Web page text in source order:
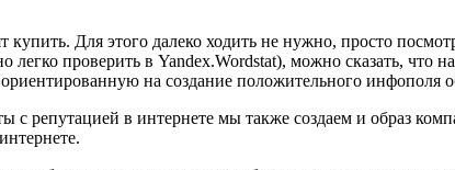
Для этого далеко ходить не нужно, просто
проверить в Yandex.Wordstat), можно сказать, что
на создание положительного
репутацией в интернете мы также создаем и образ